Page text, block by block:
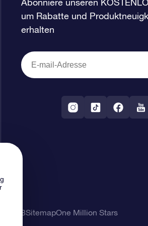
Abonniere unseren
um Rabatte und
erhalten
AGBSitemapOne Million Stars